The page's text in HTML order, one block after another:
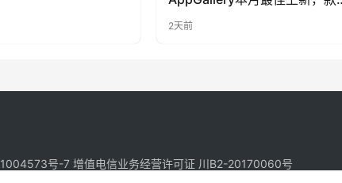
2天前
号-7 增值电信业务经营许可证 川B2-20170060号